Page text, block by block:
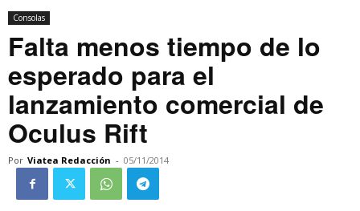
Consolas
Falta menos tiempo de lo
esperado para el
lanzamiento comercial de
Oculus Rift
Por Viatea Redacción - 05/11/2014